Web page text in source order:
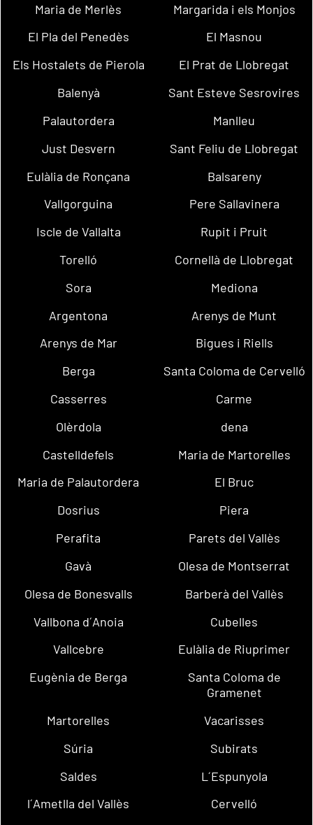
Maria de Merlès
Margarida i els Monjos
El Pla del Penedès
El Masnou
Els Hostalets de Pierola
El Prat de Llobregat
Balenyà
Sant Esteve Sesrovires
Palautordera
Manlleu
Just Desvern
Sant Feliu de Llobregat
Eulàlia de Ronçana
Balsareny
Vallgorguina
Pere Sallavinera
Iscle de Vallalta
Rupit i Pruit
Torelló
Cornellà de Llobregat
Sora
Mediona
Argentona
Arenys de Munt
Arenys de Mar
Bigues i Riells
Berga
Santa Coloma de Cervelló
Casserres
Carme
Olèrdola
dena
Castelldefels
Maria de Martorelles
Maria de Palautordera
El Bruc
Dosrius
Piera
Perafita
Parets del Vallès
Gavà
Olesa de Montserrat
Olesa de Bonesvalls
Barberà del Vallès
Vallbona d´Anoia
Cubelles
Vallcebre
Eulàlia de Riuprimer
Eugènia de Berga
Santa Coloma de
Gramenet
Martorelles
Vacarisses
Súria
Subirats
Saldes
L´Espunyola
l´Ametlla del Vallès
Cervelló